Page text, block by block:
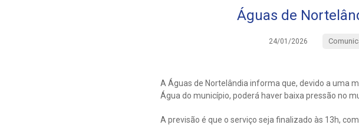
Águas de
24/01/2026
A Águas de Nortelândia informa que, devido a uma
Água do município, poderá haver baixa pressão no
A previsão é que o serviço seja finalizado às 13h,